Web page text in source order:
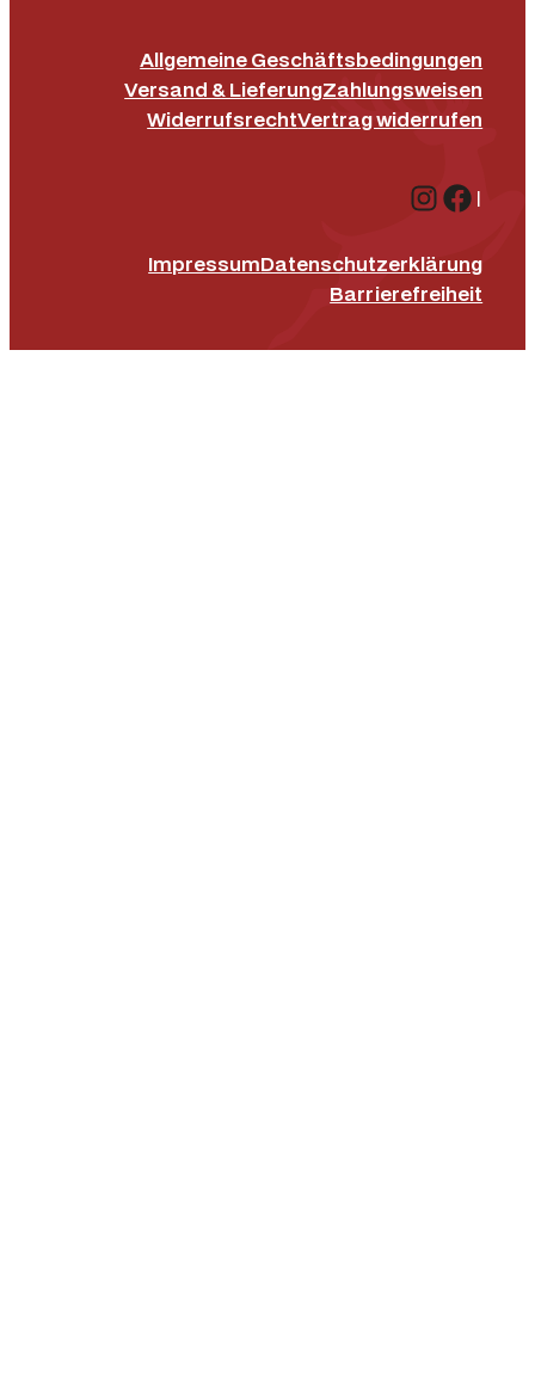
Allgemeine Geschäftsbedingungen
Versand & LieferungZahlungsweisen
WiderrufsrechtVertrag widerrufen
|
ImpressumDatenschutz­erklärung
Barrierefreiheit